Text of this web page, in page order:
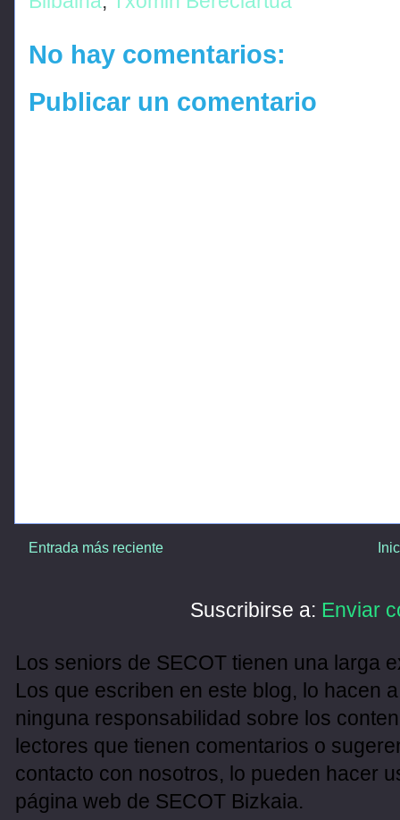
No hay comentarios:
Publicar un comentario
Entrada más reciente
Suscribirse a: Enviar
Los seniors de SECOT tienen una larga
Los que escriben en este blog, lo hacen
ninguna responsabilidad sobre los
lectores que tienen comentarios o
contacto con nosotros, lo pueden hacer
página web de SECOT Bizkaia.